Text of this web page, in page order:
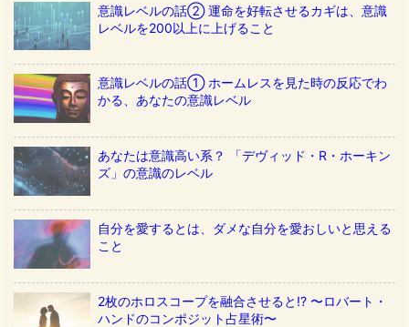
意識レベルの話② 運命を好転させるカギは、意識
レベルを200以上に上げること
意識レベルの話① ホームレスを見た時の反応でわ
かる、あなたの意識レベル
あなたは意識高い系？ 「デヴィッド・R・ホーキン
ズ」の意識のレベル
自分を愛するとは、ダメな自分を愛おしいと思える
こと
2枚のホロスコープを融合させると!? 〜ロバート・
ハンドのコンポジット占星術〜